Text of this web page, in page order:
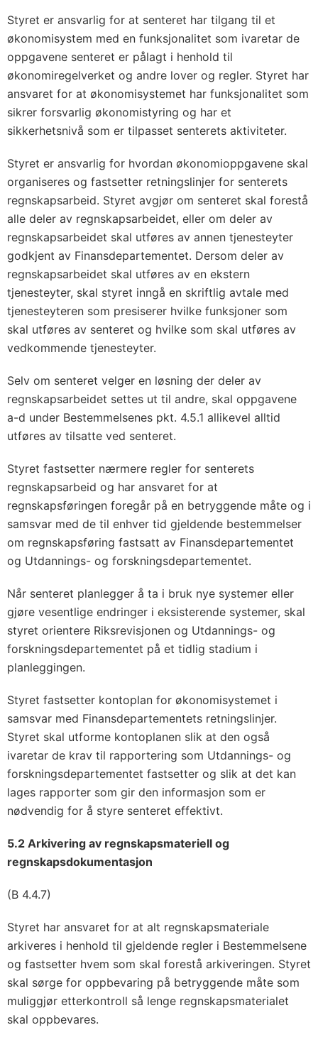
Styret er ansvarlig for at senteret har tilgang til et
økonomisystem med en funksjonalitet som ivaretar de
oppgavene senteret er pålagt i henhold til
økonomiregelverket og andre lover og regler. Styret har
ansvaret for at økonomisystemet har funksjonalitet som
sikrer forsvarlig økonomistyring og har et
sikkerhetsnivå som er tilpasset senterets aktiviteter.
Styret er ansvarlig for hvordan økonomioppgavene skal
organiseres og fastsetter retningslinjer for senterets
regnskapsarbeid. Styret avgjør om senteret skal forestå
alle deler av regnskapsarbeidet, eller om deler av
regnskapsarbeidet skal utføres av annen tjenesteyter
godkjent av Finansdepartementet. Dersom deler av
regnskapsarbeidet skal utføres av en ekstern
tjenesteyter, skal styret inngå en skriftlig avtale med
tjenesteyteren som presiserer hvilke funksjoner som
skal utføres av senteret og hvilke som skal utføres av
vedkommende tjenesteyter.
Selv om senteret velger en løsning der deler av
regnskapsarbeidet settes ut til andre, skal oppgavene
a-d under Bestemmelsenes pkt. 4.5.1 allikevel alltid
utføres av tilsatte ved senteret.
Styret fastsetter nærmere regler for senterets
regnskapsarbeid og har ansvaret for at
regnskapsføringen foregår på en betryggende måte og i
samsvar med de til enhver tid gjeldende bestemmelser
om regnskapsføring fastsatt av Finansdepartementet
og Utdannings- og forskningsdepartementet.
Når senteret planlegger å ta i bruk nye systemer eller
gjøre vesentlige endringer i eksisterende systemer, skal
styret orientere Riksrevisjonen og Utdannings- og
forskningsdepartementet på et tidlig stadium i
planleggingen.
Styret fastsetter kontoplan for økonomisystemet i
samsvar med Finansdepartementets retningslinjer.
Styret skal utforme kontoplanen slik at den også
ivaretar de krav til rapportering som Utdannings- og
forskningsdepartementet fastsetter og slik at det kan
lages rapporter som gir den informasjon som er
nødvendig for å styre senteret effektivt.
5.2 Arkivering av regnskapsmateriell og
regnskapsdokumentasjon
(B 4.4.7)
Styret har ansvaret for at alt regnskapsmateriale
arkiveres i henhold til gjeldende regler i Bestemmelsene
og fastsetter hvem som skal forestå arkiveringen. Styret
skal sørge for oppbevaring på betryggende måte som
muliggjør etterkontroll så lenge regnskapsmaterialet
skal oppbevares.